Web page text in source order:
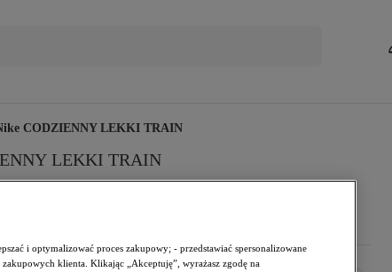
CODZIENNY LEKKI TRAIN
LEKKI TRAIN
i optymalizować proces zakupowy; - przedstawiać spersonalizowane
klienta. Klikając „Akceptuję”, wyrażasz zgodę na